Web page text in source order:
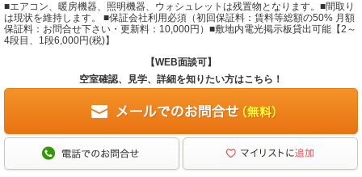
■エアコン、暖房機器、照明機器、ウォシュレットは残置物となります。■間取り
は現状を維持します。 ■保証会社利用必須（初回保証料：賃料等総額の50% 月額
保証料：お問合せ下さい・更新料：10,000円）■敷地内電光掲示板貸出可能【2～
4段目、1段6,000円(税)】
【WEB面談可】
空室確認、見学、詳細を知りたい方はこちら！